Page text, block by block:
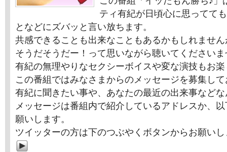
ティ有紀が日頃心に思ってて
となどにズバッと言い放ちます。
共感できることも出来なこともあるかもしれませ
そうだそうだー！って思いながら聴いてくださいま
有紀の無理やりなセクシーボイスや変な演技もお
この番組ではみなさまからのメッセージを募集し
有紀に聞きたい事や、あなたの最近の出来事など
メッセージは番組内で紹介しているアドレスか、
願いします。
ツイッターの方は下のつぶやくボタンからお願い